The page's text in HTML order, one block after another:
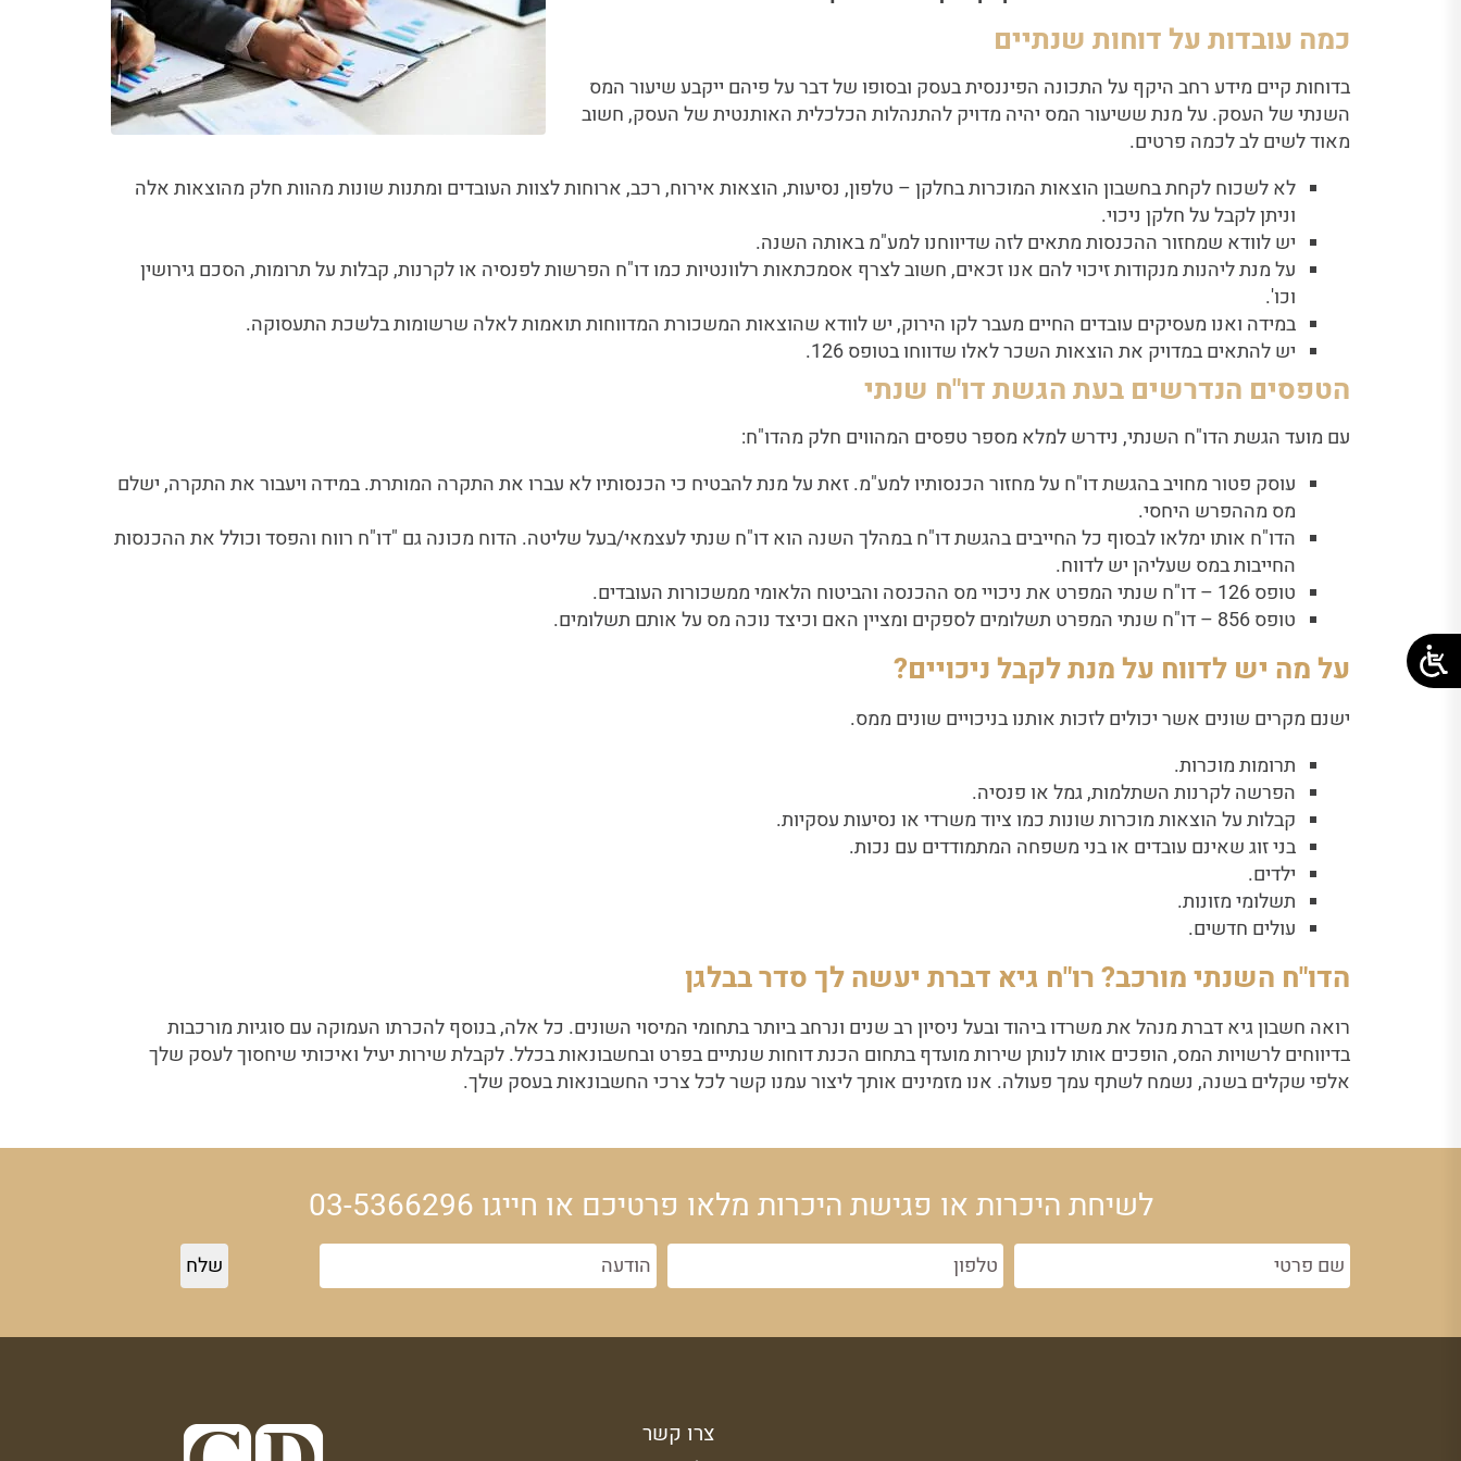
כמה עובדות על דוחות שנתיים
בדוחות קיים מידע רחב היקף על התכונה הפיננסית בעסק ובסופו של דבר על פיהם ייקבע שיעור המס
השנתי של העסק. על מנת ששיעור המס יהיה מדויק להתנהלות הכלכלית האותנטית של העסק, חשוב
מאוד לשים לב לכמה פרטים.
לא לשכוח לקחת בחשבון הוצאות המוכרות בחלקן – טלפון, נסיעות, הוצאות אירוח, רכב, ארוחות לצוות העובדים ומתנות שונות מהוות חלק מהוצאות אלה
וניתן לקבל על חלקן ניכוי.
יש לוודא שמחזור ההכנסות מתאים לזה שדיווחנו למע"מ באותה השנה.
על מנת ליהנות מנקודות זיכוי להם אנו זכאים, חשוב לצרף אסמכתאות רלוונטיות כמו דו"ח הפרשות לפנסיה או לקרנות, קבלות על תרומות, הסכם גירושין
וכו'.
במידה ואנו מעסיקים עובדים החיים מעבר לקו הירוק, יש לוודא שהוצאות המשכורת המדווחות תואמות לאלה שרשומות בלשכת התעסוקה.
יש להתאים במדויק את הוצאות השכר לאלו שדווחו בטופס 126.
הטפסים הנדרשים בעת הגשת דו"ח שנתי
עם מועד הגשת הדו"ח השנתי, נידרש למלא מספר טפסים המהווים חלק מהדו"ח:
עוסק פטור מחויב בהגשת דו"ח על מחזור הכנסותיו למע"מ. זאת על מנת להבטיח כי הכנסותיו לא עברו את התקרה המותרת. במידה ויעבור את התקרה, ישלם
מס מההפרש היחסי.
הדו"ח אותו ימלאו לבסוף כל החייבים בהגשת דו"ח במהלך השנה הוא דו"ח שנתי לעצמאי/בעל שליטה. הדוח מכונה גם "דו"ח רווח והפסד וכולל את ההכנסות
החייבות במס שעליהן יש לדווח.
טופס 126 – דו"ח שנתי המפרט את ניכויי מס ההכנסה והביטוח הלאומי ממשכורות העובדים.
טופס 856 – דו"ח שנתי המפרט תשלומים לספקים ומציין האם וכיצד נוכה מס על אותם תשלומים.
על מה יש לדווח על מנת לקבל ניכויים?
ישנם מקרים שונים אשר יכולים לזכות אותנו בניכויים שונים ממס.
תרומות מוכרות.
הפרשה לקרנות השתלמות, גמל או פנסיה.
קבלות על הוצאות מוכרות שונות כמו ציוד משרדי או נסיעות עסקיות.
בני זוג שאינם עובדים או בני משפחה המתמודדים עם נכות.
ילדים.
תשלומי מזונות.
עולים חדשים.
הדו"ח השנתי מורכב? רו"ח גיא דברת יעשה לך סדר בבלגן
רואה חשבון גיא דברת מנהל את משרדו ביהוד ובעל ניסיון רב שנים ונרחב ביותר בתחומי המיסוי השונים. כל אלה, בנוסף להכרתו העמוקה עם סוגיות מורכבות
בדיווחים לרשויות המס, הופכים אותו לנותן שירות מועדף בתחום הכנת דוחות שנתיים בפרט ובחשבונאות בכלל. לקבלת שירות יעיל ואיכותי שיחסוך לעסק שלך
אלפי שקלים בשנה, נשמח לשתף עמך פעולה. אנו מזמינים אותך ליצור עמנו קשר לכל צרכי החשבונאות בעסק שלך.
לשיחת היכרות או פגישת היכרות מלאו פרטיכם או חייגו 03-5366296
צרו קשר